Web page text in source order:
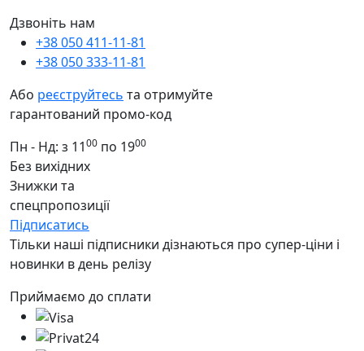
Дзвоніть нам
+38 050 411-11-81
+38 050 333-11-81
Або реєструйтесь та отримуйте
гарантований промо-код
Пн - Нд: з 1100 по 1900
Без вихідних
Знижки та
спецпропозиції
Підписатись
Тільки наші підписники дізнаються про супер-ціни і
новинки в день релізу
Приймаємо до сплати